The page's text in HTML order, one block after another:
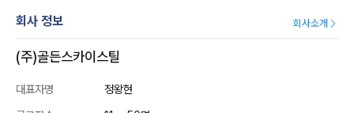
회사 정보 회사소개
(주)골든스카이스틸
대표자명
정왕현